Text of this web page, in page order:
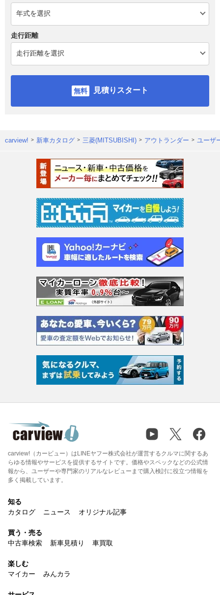
走行距離
見積りスタート
carview! 新車カタログ 三菱(MITSUBISHI) アウトランダー ユーザ
carview!（カービュー）はLINEヤフー株式会社が運営するクルマに関するあ
らゆる情報やサービスを提供するサイトです。価格やスペックなどの公式情
報から、ユーザーや専門家のリアルなレビューまで購入検討に役立つ情報を
多く掲載しています。
知る
カタログ
ニュース オリジナル記事
買う・売る
中古車検索
新車見積り 車買取
楽しむ
マイカー
みんカラ